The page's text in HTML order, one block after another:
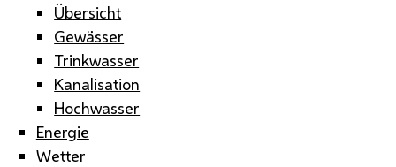
Übersicht
Gewässer
Trinkwasser
Kanalisation
Hochwasser
Energie
Wetter